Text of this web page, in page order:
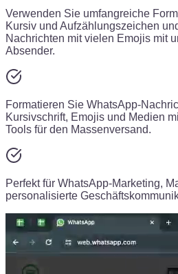
Verwenden Sie umfangreiche
Kursiv und Aufzählungszeichen
Nachrichten mit vielen Emojis mit
Absender.
Formatieren Sie WhatsApp-
Kursivschrift, Emojis und Medien
Tools für den Massenversand.
Perfekt für WhatsApp-Marketing,
personalisierte